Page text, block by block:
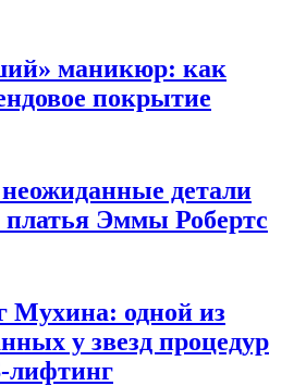
маникюр: как
покрытие
детали
платья Эммы Робертс
Мухина: одной из
у звезд процедур
лифтинг